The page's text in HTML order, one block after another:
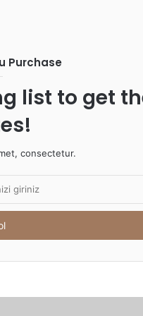
Purchase
list to get
consectetur.